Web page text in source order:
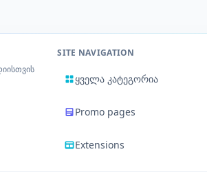
SITE NAVIGATION
ყველა კატეგორია
Promo pages
Extensions